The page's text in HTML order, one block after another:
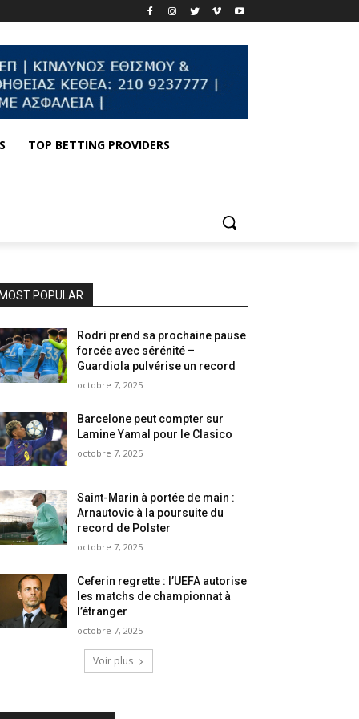
TOP BETTING PROVIDERS
MOST POPULAR
Rodri prend sa prochaine pause
forcée avec sérénité –
Guardiola pulvérise un record
octobre 7, 2025
Barcelone peut compter sur
Lamine Yamal pour le Clasico
octobre 7, 2025
Saint-Marin à portée de main :
Arnautovic à la poursuite du
record de Polster
octobre 7, 2025
Ceferin regrette : l’UEFA autorise
les matchs de championnat à
l’étranger
octobre 7, 2025
Voir plus